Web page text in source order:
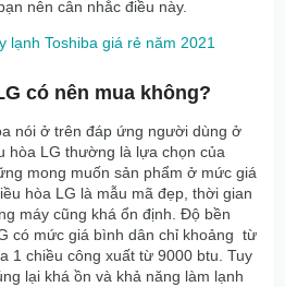
nên cân nhắc điều này.
lạnh Toshiba giá rẻ năm 2021
có nên mua không?
nói ở trên đáp ứng người dùng ở
hòa LG thường là lựa chọn của
mong muốn sản phẩm ở mức giá
hòa LG là mẫu mã đẹp, thời gian
máy cũng khá ổn định. Độ bền
có mức giá bình dân chỉ khoảng từ
1 chiều công xuất từ 9000 btu. Tuy
lại khá ồn và khả năng làm lạnh